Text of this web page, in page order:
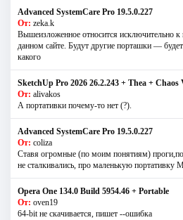
Advanced SystemCare Pro 19.5.0.227
От: zeka.k
Вышеизложенное относится исключительно к
данном сайте. Будут другие порташки —
какого
SketchUp Pro 2026 26.2.243 + Thea + Chaos
От: alivakos
А портативки почему-то нет (?).
Advanced SystemCare Pro 19.5.0.227
От: coliza
Ставя огромные (по моим понятиям)
не сталкивались, про маленькую портативку
Opera One 134.0 Build 5954.46 + Portable
От: oven19
64-bit не скачивается, пишет --ошибка